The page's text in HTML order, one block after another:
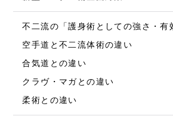
不二流の「護身術としての強さ・有
空手道と不二流体術の違い
合気道との違い
クラヴ・マガとの違い
柔術との違い